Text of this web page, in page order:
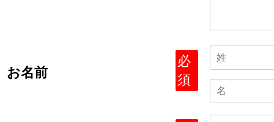
お名前
必
須